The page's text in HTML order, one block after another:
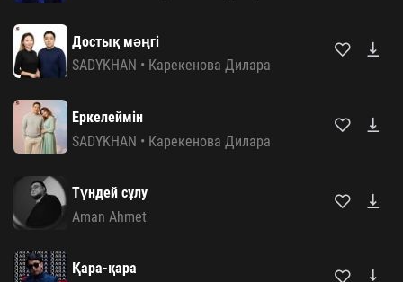
Достық мәңгі
SADYKHAN • Карекенова Дилара
Еркелеймін
SADYKHAN • Карекенова Дилара
Түндей сұлу
Aman Ahmet
Қара-қара